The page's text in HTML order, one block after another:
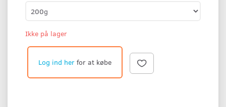
Ikke på lager
Log ind her for at købe